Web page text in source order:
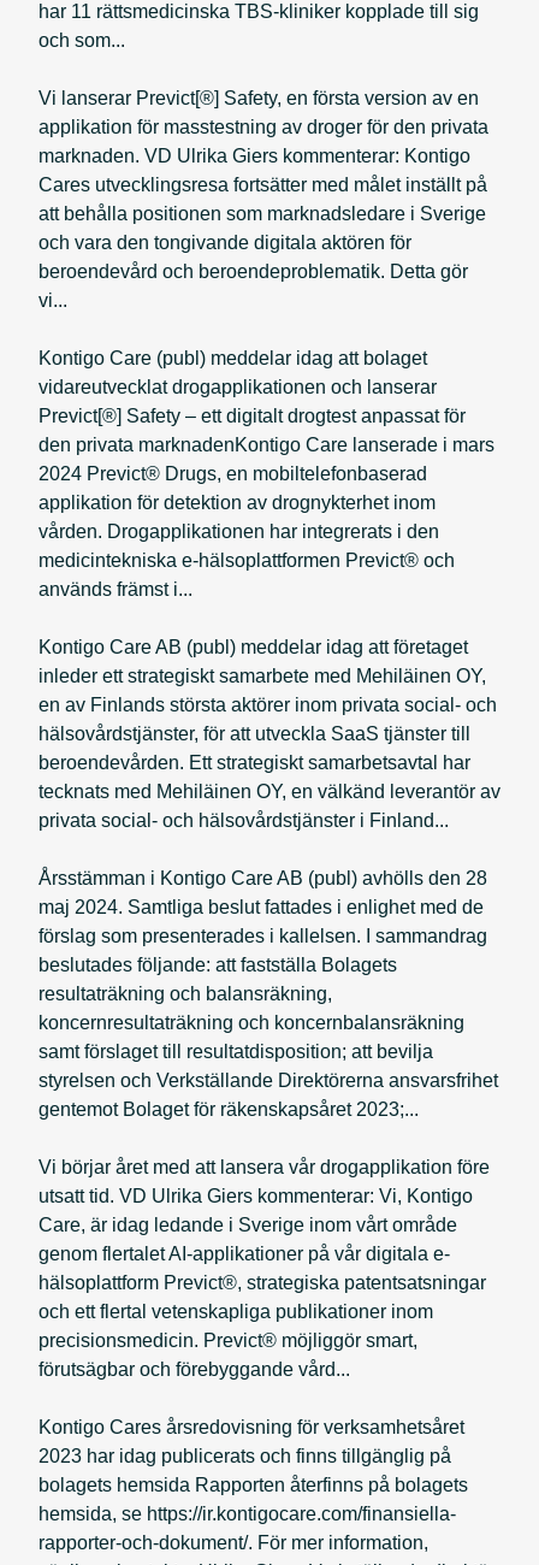
har 11 rättsmedicinska TBS-kliniker kopplade till sig
och som...
Vi lanserar Previct[®] Safety, en första version av en
applikation för masstestning av droger för den privata
marknaden. VD Ulrika Giers kommenterar: Kontigo
Cares utvecklingsresa fortsätter med målet inställt på
att behålla positionen som marknadsledare i Sverige
och vara den tongivande digitala aktören för
beroendevård och beroendeproblematik. Detta gör
vi...
Kontigo Care (publ) meddelar idag att bolaget
vidareutvecklat drogapplikationen och lanserar
Previct[®] Safety – ett digitalt drogtest anpassat för
den privata marknadenKontigo Care lanserade i mars
2024 Previct® Drugs, en mobiltelefonbaserad
applikation för detektion av drognykterhet inom
vården. Drogapplikationen har integrerats i den
medicintekniska e-hälsoplattformen Previct® och
används främst i...
Kontigo Care AB (publ) meddelar idag att företaget
inleder ett strategiskt samarbete med Mehiläinen OY,
en av Finlands största aktörer inom privata social- och
hälsovårdstjänster, för att utveckla SaaS tjänster till
beroendevården. Ett strategiskt samarbetsavtal har
tecknats med Mehiläinen OY, en välkänd leverantör av
privata social- och hälsovårdstjänster i Finland...
Årsstämman i Kontigo Care AB (publ) avhölls den 28
maj 2024. Samtliga beslut fattades i enlighet med de
förslag som presenterades i kallelsen. I sammandrag
beslutades följande: att fastställa Bolagets
resultaträkning och balansräkning,
koncernresultaträkning och koncernbalansräkning
samt förslaget till resultatdisposition; att bevilja
styrelsen och Verkställande Direktörerna ansvarsfrihet
gentemot Bolaget för räkenskapsåret 2023;...
Vi börjar året med att lansera vår drogapplikation före
utsatt tid. VD Ulrika Giers kommenterar: Vi, Kontigo
Care, är idag ledande i Sverige inom vårt område
genom flertalet AI-applikationer på vår digitala e-
hälsoplattform Previct®, strategiska patentsatsningar
och ett flertal vetenskapliga publikationer inom
precisionsmedicin. Previct® möjliggör smart,
förutsägbar och förebyggande vård...
Kontigo Cares årsredovisning för verksamhetsåret
2023 har idag publicerats och finns tillgänglig på
bolagets hemsida Rapporten återfinns på bolagets
hemsida, se https://ir.kontigocare.com/finansiella-
rapporter-och-dokument/. För mer information,